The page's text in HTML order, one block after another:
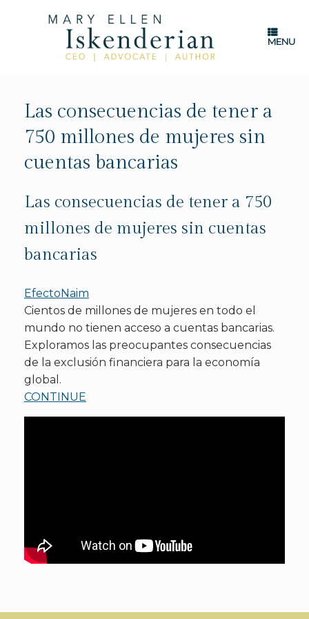
MENU
Las consecuencias de tener a
750 millones de mujeres sin
cuentas bancarias
Las consecuencias de tener a 750
millones de mujeres sin cuentas
bancarias
EfectoNaim
Cientos de millones de mujeres en todo el
mundo no tienen acceso a cuentas bancarias.
Exploramos las preocupantes consecuencias
de la exclusión financiera para la economía
global.
CONTINUE